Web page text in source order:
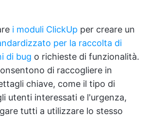
i moduli ClickUp per creare un
per la raccolta di
di bug o richieste di funzionalità.
di raccogliere in
chiave, come il tipo di
utenti interessati e l'urgenza,
tutti a utilizzare lo stesso